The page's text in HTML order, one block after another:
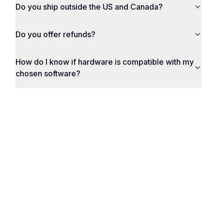
Do you ship outside the US and Canada?
Do you offer refunds?
How do I know if hardware is compatible with my
chosen software?